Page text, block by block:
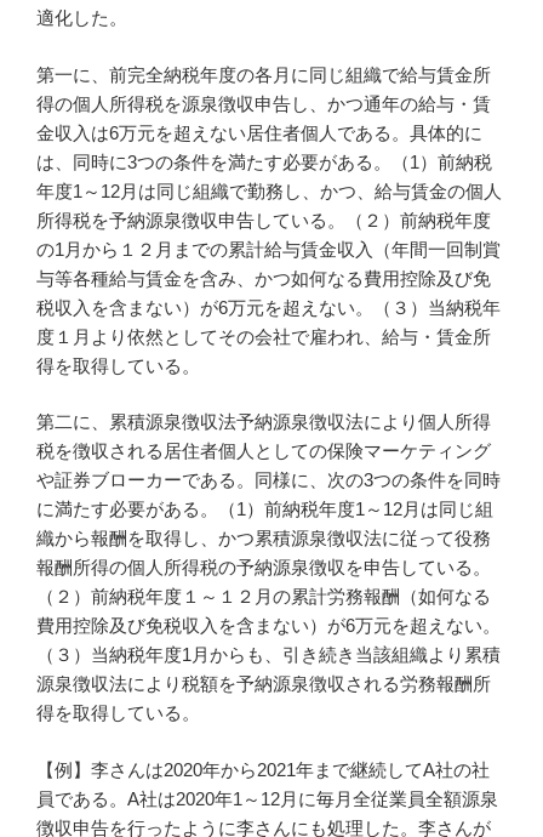
適化した。
第一に、前完全納税年度の各月に同じ組織で給与賃金所
得の個人所得税を源泉徴収申告し、かつ通年の給与・賃
金収入は6万元を超えない居住者個人である。具体的に
は、同時に3つの条件を満たす必要がある。（1）前納税
年度1～12月は同じ組織で勤務し、かつ、給与賃金の個人
所得税を予納源泉徴収申告している。（２）前納税年度
の1月から１２月までの累計給与賃金収入（年間一回制賞
与等各種給与賃金を含み、かつ如何なる費用控除及び免
税収入を含まない）が6万元を超えない。（３）当納税年
度１月より依然としてその会社で雇われ、給与・賃金所
得を取得している。
第二に、累積源泉徴収法予納源泉徴収法により個人所得
税を徴収される居住者個人としての保険マーケティング
や証券ブローカーである。同様に、次の3つの条件を同時
に満たす必要がある。（1）前納税年度1～12月は同じ組
織から報酬を取得し、かつ累積源泉徴収法に従って役務
報酬所得の個人所得税の予納源泉徴収を申告している。
（２）前納税年度１～１２月の累計労務報酬（如何なる
費用控除及び免税収入を含まない）が6万元を超えない。
（３）当納税年度1月からも、引き続き当該組織より累積
源泉徴収法により税額を予納源泉徴収される労務報酬所
得を取得している。
【例】李さんは2020年から2021年まで継続してA社の社
員である。A社は2020年1～12月に毎月全従業員全額源泉
徴収申告を行ったように李さんにも処理した。李さんが